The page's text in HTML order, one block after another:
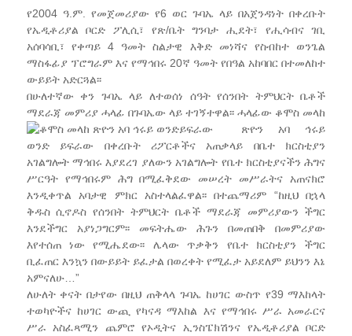
የ2004 ዓ.ም. የመጀመሪያው የ6 ወር ጉባኤ ላይ በአጀንዳነት በቀረቡት
የኤዲቶሪያል ቦርድ ፖሊሲ፣ የጽ/ቤት ግንባታ ሒደት፣ የሒሳብና ገቢ
አሰባሳቢ፣ የቀጣይ 4 ዓመት ስልታዊ እቅድ መነሻና የስብከተ ወንጌል
ማስፋፊያ ፕሮግራም እና የማኅበሩ 20ኛ ዓመት የበዓል አከባበር በተመለከተ
ውይይት አድርጓል፡፡
በሁለተኛው ቀን ጉባኤ ላይ ለተወሰነ ሰዓት የሰንበት ትምህርት ቤቶች
ማደራጃ መምሪያ ሓላፊ በጉባኤው ላይ ተገኝተዋል፡፡ ሓላፊው ቆሞስ መላከ
ጽዮን አባ ኅሩይ
ወንድ ይፍራው በቀረቡት ሪፖርቶችና አጠቃላይ በቤተ ክርስቲያን
አገልግሎት ማኅበሩ እያደረገ ያለውን አገልግሎት የቤተ ክርስቲያናችን ሕግና
ሥርዓት የማኅበሩም ሕግ በሚፈቅደው መሠረት መሥራትና አጠናክሮ
እንዲቀጥል አባታዊ ምክር አስተላልፈዋል፡፡ በተጨማሪም “ከዚህ በኋላ
ቅዱስ ሲኖዶስ የሰንበት ትምህርት ቤቶች ማደራጃ መምሪያውን ችግር
እንደችግር አያነጋግርም፡፡ መፍትሔው ሕጉን በመጠበቅ በመምሪያው
እየተሰጠ ነው የሚሔደው፡፡ ሌላው ጥቃቅን የቤተ ክርስቲያን ችግር
ቢፈጠር እንኳን በውይይት ይፈታል በወረቀት የሚፈታ አይደለም ይህንን እኔ
አምናለሁ…”
ለሁለት ቀናት በታየው በዚህ ጠቅላላ ጉባኤ ከሀገር ውስጥ የ39 ማእከላት
ተወካዮችና ከሀገር ውጪ የካናዳ ማእከል እና የማኅበሩ ሥራ አመራርና
ሥራ አስፈጻሚን ጨምሮ የኦዲትና ኢንስፔክሽንና የኤዲቶሪያል ቦርድ